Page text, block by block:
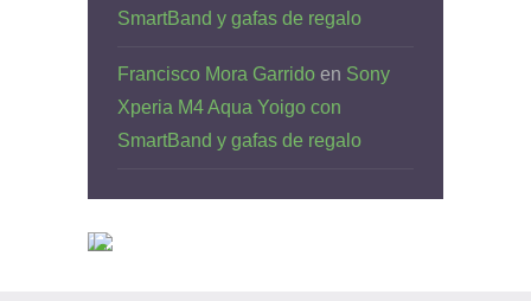
SmartBand y gafas de regalo
Francisco Mora Garrido en Sony
Xperia M4 Aqua Yoigo con
SmartBand y gafas de regalo